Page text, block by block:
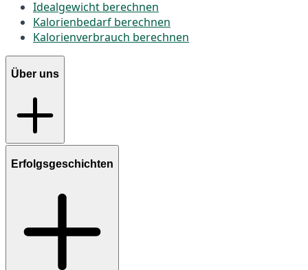
Idealgewicht berechnen
Kalorienbedarf berechnen
Kalorienverbrauch berechnen
Über uns
Erfolgsgeschichten